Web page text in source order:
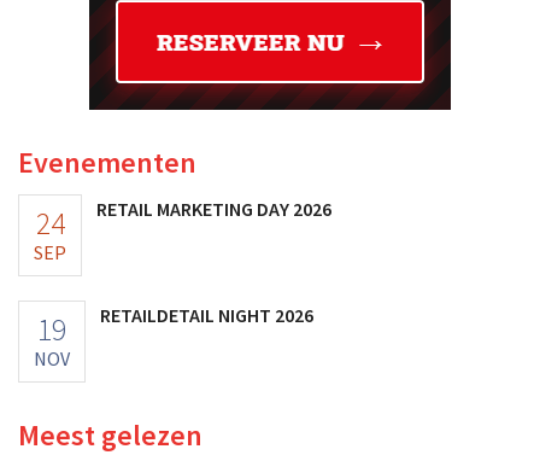
Evenementen
24
SEP
RETAIL MARKETING DAY 2026
19
NOV
RETAILDETAIL NIGHT 2026
Meest gelezen